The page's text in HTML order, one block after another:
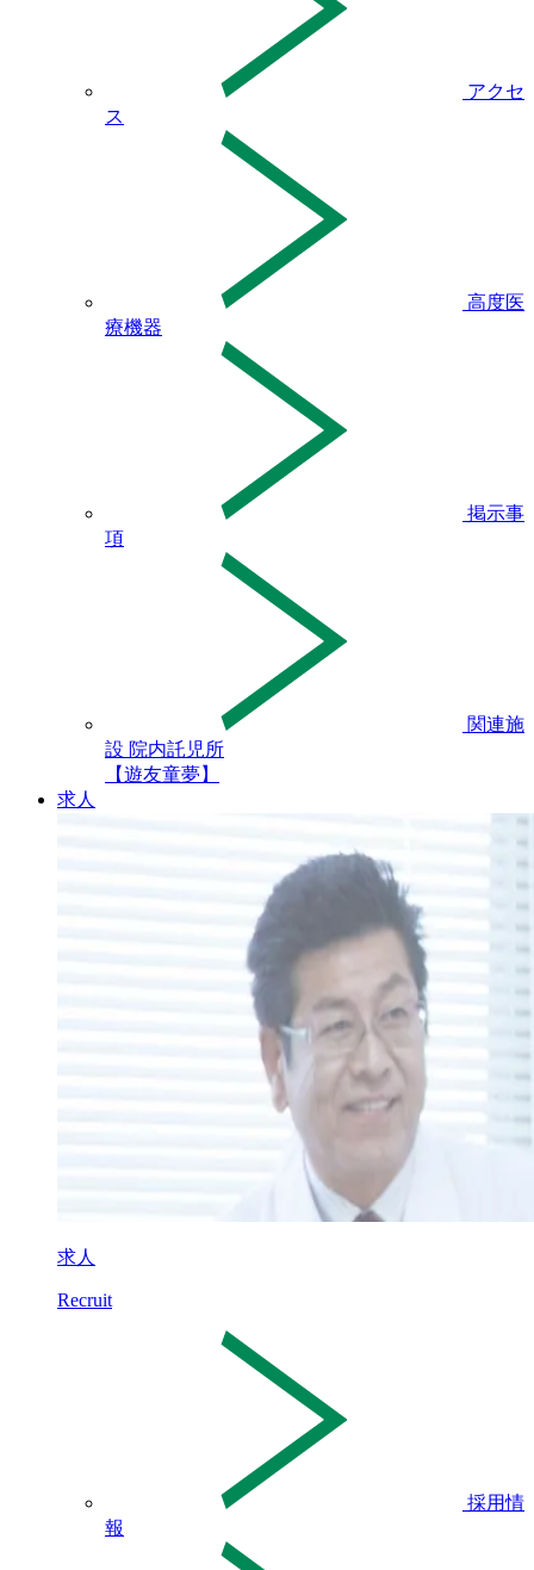
アクセ
ス
高度医
療機器
掲示事
項
関連施
設 院内託児所
【遊友童夢】
求人
求人
Recruit
採用情
報